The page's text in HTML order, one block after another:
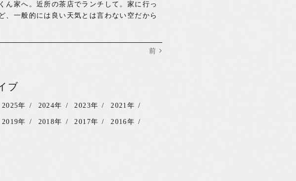
ん家へ。近所の茶店でランチして。家に行っ
、一般的には良い天気とは言わない空だから
前
ブ
2025年 2024年 2023年 2021年
2019年 2018年 2017年 2016年